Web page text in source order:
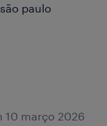
paulo
10 março 2026